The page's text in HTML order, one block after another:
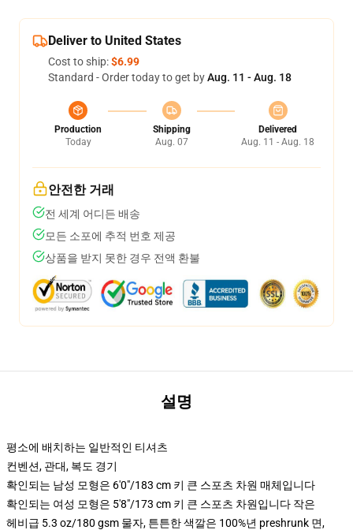
Deliver to United States
Cost to ship:$6.99
Standard - Order today to get byAug. 11 - Aug. 18
Production
Today
Shipping
Aug. 07
Delivered
Aug. 11 - Aug. 18
안전한 거래
전 세계 어디든 배송
모든 소포에 추적 번호 제공
상품을 받지 못한 경우 전액 환불
설명
평소에 배치하는 일반적인 티셔츠
컨벤션, 관대, 복도 경기
확인되는 남성 모형은 6'0"/183 cm 키 큰 스포츠 차원 매체입니다
확인되는 여성 모형은 5'8"/173 cm 키 큰 스포츠 차원입니다 작은
헤비급 5.3 oz/180 gsm 물자, 튼튼한 색깔은 100%년 preshrunk 면,